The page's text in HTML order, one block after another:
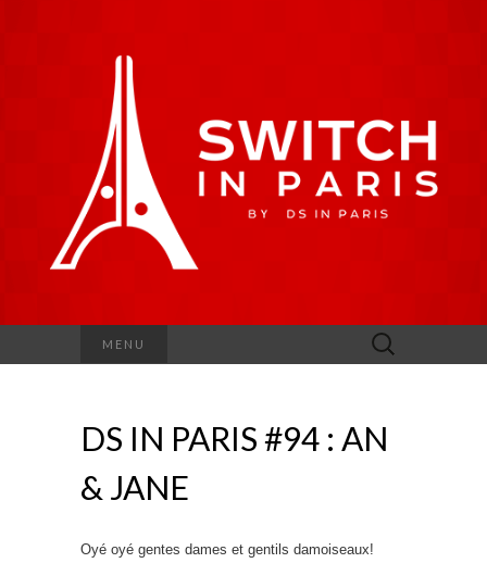
MENU Rechercher :
DS IN PARIS #94 : AN
& JANE
Oyé oyé gentes dames et gentils damoiseaux!